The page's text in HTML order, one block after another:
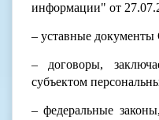
информации" от
– уставные документы
– договоры,
субъектом
– федеральные